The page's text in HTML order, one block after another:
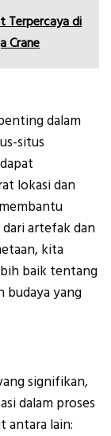
Terpercaya di
Crane
dalam
situs
lokasi dan
dari artefak dan
kita
baik tentang
budaya yang
signifikan,
dalam proses
antara lain: